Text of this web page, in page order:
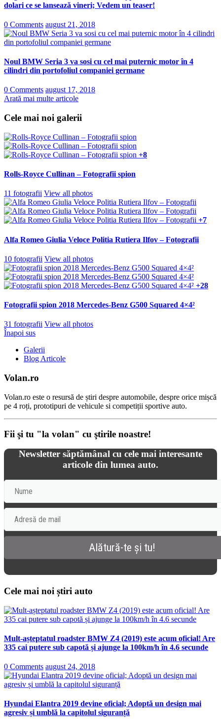
dolari ce se lansează vineri; Vedem un teaser!
0 Comments august 21, 2018
Noul BMW Seria 3 va sosi cu cel mai puternic motor în 4
cilindri din portofoliul companiei germane
0 Comments august 17, 2018
Arată mai multe articole
Cele mai noi galerii
+8
Rolls-Royce Cullinan – Fotografii spion
11 fotografii View all photos
+7
Alfa Romeo Giulia Veloce Politia Rutiera Ilfov – Fotografii
10 fotografii View all photos
+28
Fotografii spion 2018 Mercedes-Benz G500 Squared 4×4²
31 fotografii View all photos
Înapoi sus
Galerii
Blog Articole
Volan.ro
Volan.ro este o resursă de știri despre automobile, despre orice mișcă
pe 4 roți, prototipuri de vehicule si competiții sportive auto.
Fii şi tu "la volan" cu ştirile noastre!
Newsletter săptămânal cu cele mai interesante
articole din lumea auto.
Cele mai noi știri auto
Mult-așteptatul roadster BMW Z4 (2019) este acum oficial! Are
335 cai putere sub capotă și ajunge la 100km/h în 4.6 secunde
0 Comments august 24, 2018
Hyundai Elantra 2019 devine oficial; Adoptă un design mai
agresiv și umblă la capitolul siguranță